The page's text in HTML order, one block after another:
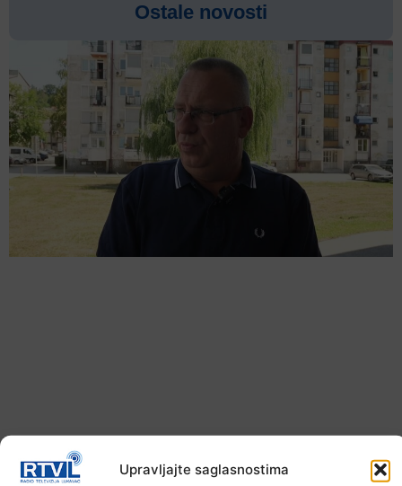
Upravljajte saglasnostima
Ostale novosti
Ekstremne ljetne temperature teško pogađaju i